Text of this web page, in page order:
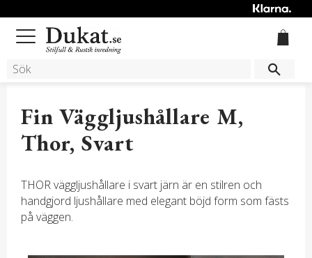
Meny
Fin Väggljushållare M,
Thor, Svart
THOR väggljushållare i svart järn är en stilren och
handgjord ljushållare med elegant böjd form som fästs
på väggen.